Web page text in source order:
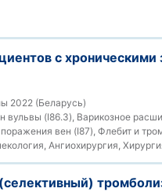
с
2022 (Беларусь)
вульвы (I86.3), Варикозное
вен (I87), Флебит и
Ангиохирургия,